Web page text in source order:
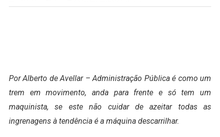
Por Alberto de Avellar – Administração Pública é como um
trem em movimento, anda para frente e só tem um
maquinista, se este não cuidar de azeitar todas as
ingrenagens à tendência é a máquina descarrilhar.